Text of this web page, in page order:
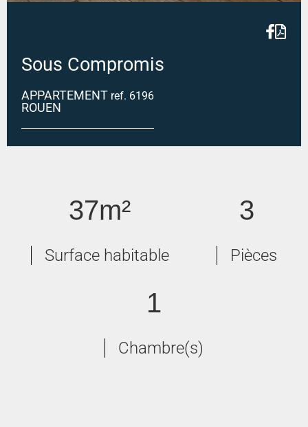
Sous Compromis
APPARTEMENT ref. 6196
ROUEN
37m²
Surface habitable
3
Pièces
1
Chambre(s)